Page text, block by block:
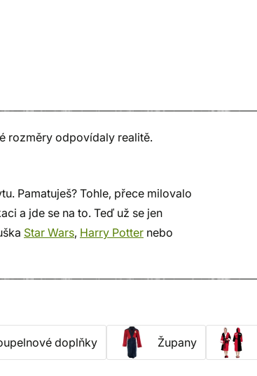
rozměry odpovídaly realitě.
Pamatuješ? Tohle, přece milovalo
a jde se na to. Teď už se jen
Star Wars, Harry Potter nebo
doplňky Župany